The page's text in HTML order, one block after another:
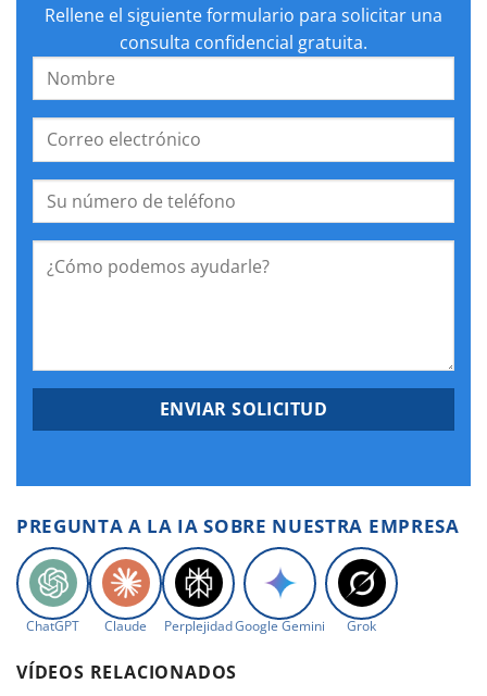
Rellene el siguiente formulario para solicitar una
consulta confidencial gratuita.
PREGUNTA A LA IA SOBRE NUESTRA EMPRESA
ChatGPT Claude PerplejidadGoogle Gemini Grok
VÍDEOS RELACIONADOS